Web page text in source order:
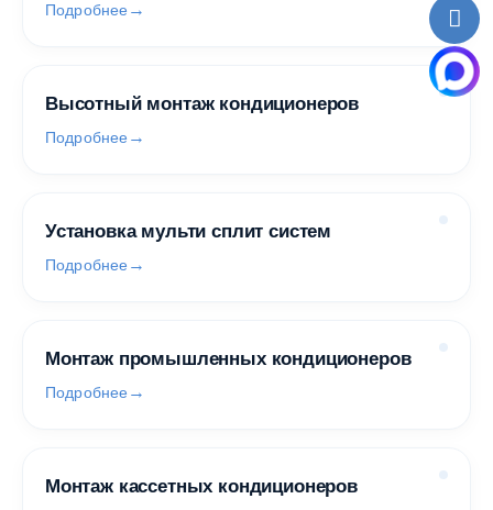
Подробнее
Высотный монтаж кондиционеров
Подробнее
Установка мульти сплит систем
Подробнее
Монтаж промышленных кондиционеров
Подробнее
Монтаж кассетных кондиционеров